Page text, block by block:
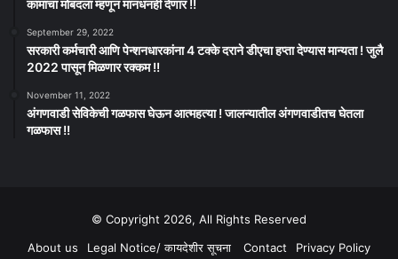
कामाचा मोबदला म्हणून मानधनही देणार !!
September 29, 2022
सरकारी कर्मचारी आणि पेन्शनधारकांना 4 टक्के दराने डीएचा हप्ता देण्यास मान्यता ! जुलै
2022 पासून मिळणार रक्कम !!
November 11, 2022
अंगणवाडी सेविकेची गळफास घेऊन आत्महत्या ! जालन्यातील अंगणवाडीतच घेतला
गळफास !!
© Copyright 2026, All Rights Reserved
About us
Legal Notice/ कायदेशीर सूचना Contact Privacy Policy